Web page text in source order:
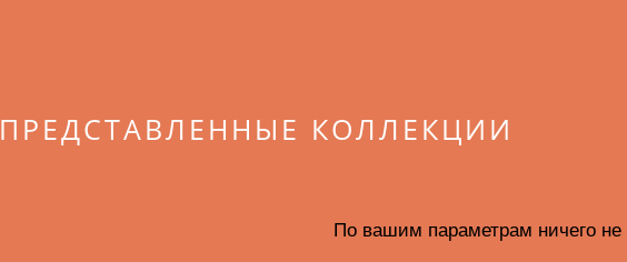
ПРЕДСТАВЛЕННЫЕ КОЛЛЕКЦИИ
По вашим параметрам ничего не